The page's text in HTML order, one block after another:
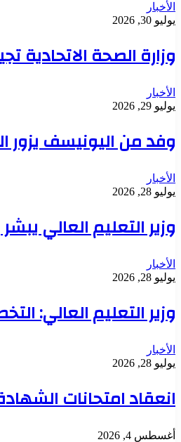
الأخبار
يوليو 30, 2026
وزارة الصحة الاتحادية
الأخبار
يوليو 29, 2026
وفد من اليونيسف يزور
الأخبار
يوليو 28, 2026
وزير التعليم العالي
الأخبار
يوليو 28, 2026
وزير التعليم العالي: التخطيط لقبول 364,830 طالباً هذا العام
الأخبار
يوليو 28, 2026
انعقاد امتحانات
أغسطس 4, 2026